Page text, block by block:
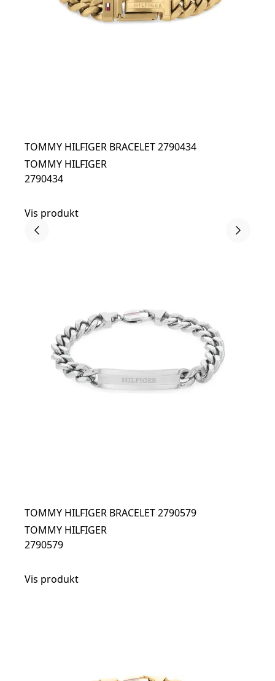
TOMMY HILFIGER BRACELET 2790434
TOMMY HILFIGER
2790434
Vis produkt
TOMMY HILFIGER BRACELET 2790579
TOMMY HILFIGER
2790579
Vis produkt